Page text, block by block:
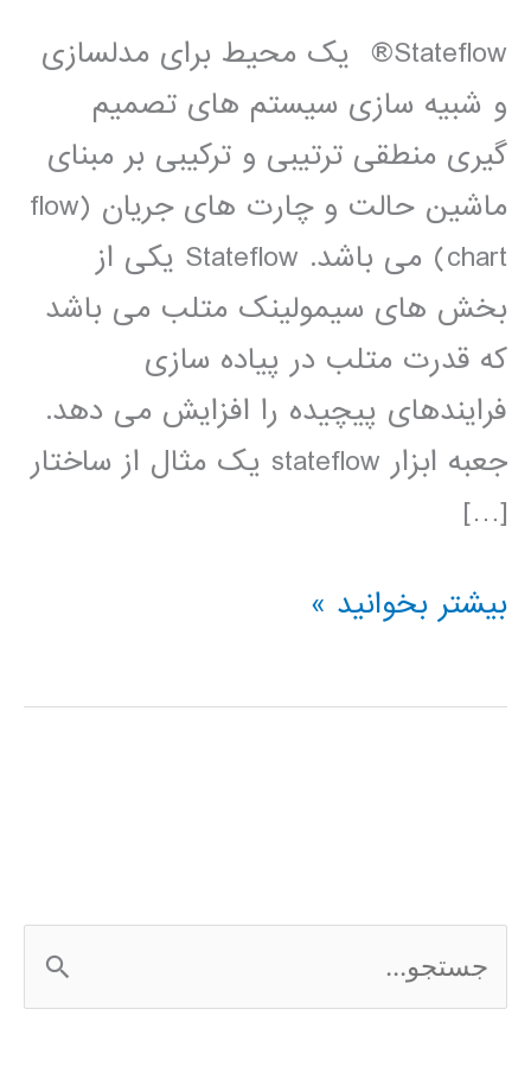
Stateflow® یک محیط برای مدلسازی
و شبیه سازی سیستم های تصمیم
گیری منطقی ترتیبی و ترکیبی بر مبنای
ماشین حالت و چارت های جریان (flow
chart) می باشد. Stateflow یکی از
بخش های سیمولینک متلب می باشد
که قدرت متلب در پیاده سازی
فرایندهای پیچیده را افزایش می دهد.
جعبه ابزار stateflow يک مثال از ساختار
[…]
فیلم
stateflow
بیشتر بخوانید »
س